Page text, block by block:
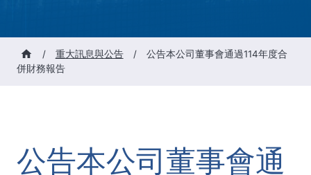
/ 重大訊息與公告 /
公告本公司董事會通過114年度合
併財務報告
公告本公司董事會通